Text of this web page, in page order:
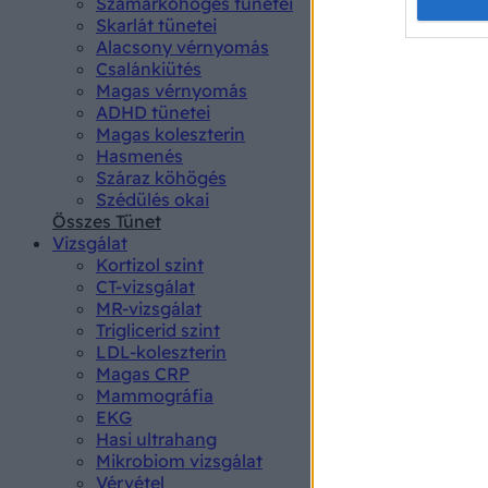
Skarlát tünetei
Alacsony vérnyomás
Csalánkiütés
Magas vérnyomás
ADHD tünetei
Magas koleszterin
Hasmenés
Száraz köhögés
Szédülés okai
Összes Tünet
Vizsgálat
Kortizol szint
CT-vizsgálat
MR-vizsgálat
Triglicerid szint
LDL-koleszterin
Magas CRP
Mammográfia
EKG
Hasi ultrahang
Mikrobiom vizsgálat
Vérvétel